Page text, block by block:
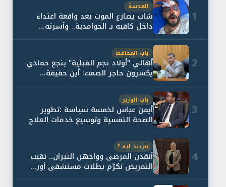
1
العدسة
شاب يصارع الموت بعد واقعة اعتداء
داخل كافيه بـ الحوامدية.. وأسرته...
2
باب المحافظ
أهالي "أولاد نجم القبلية" بنجع حمادي
يكسرون حاجز الصمت: أين حقيقة...
3
باب الوزير
أيمن عباس لخمسة سياسة :تطوير
الصحة النفسية وتوسيع خدمات العلاج
4
بتريند ايه ؟
أنقذن المرضى وواجهن النيران.. نقيب
التمريض تكرّم بطلات مستشفى أور...